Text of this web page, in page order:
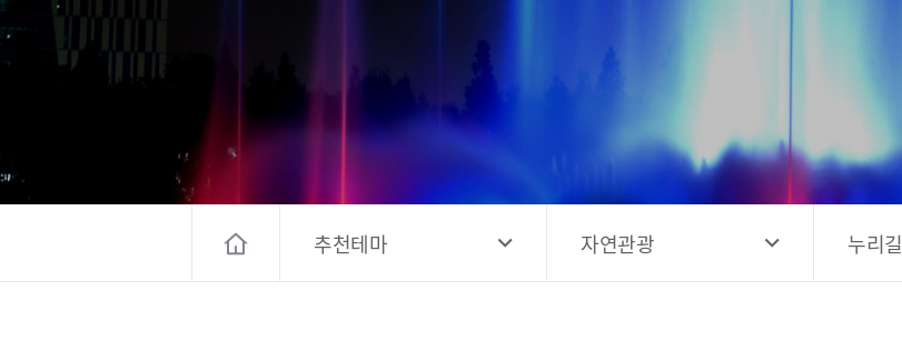
고양시 예술창작공간 새들
고양시관광협의회
고양컨벤션뷰로
경기관광
대한민국 구석구석
전자관광지도 다도라
관광안내홍보물
추천테마 자연관광 누리길